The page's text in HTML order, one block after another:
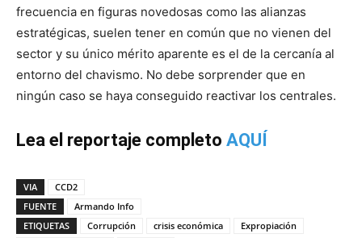
frecuencia en figuras novedosas como las alianzas
estratégicas, suelen tener en común que no vienen del
sector y su único mérito aparente es el de la cercanía al
entorno del chavismo. No debe sorprender que en
ningún caso se haya conseguido reactivar los centrales.
Lea el reportaje completo AQUÍ
VIA
CCD2
FUENTE
Armando Info
ETIQUETAS
Corrupción crisis económica
Expropiación